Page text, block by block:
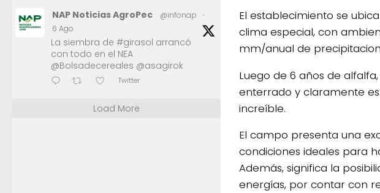
El establecimiento se
clima especial, con
mm/anual de
Luego de 6 años de
enterrado y claramente
increíble.
El campo presenta una
condiciones ideales para
Además, significa la
energías, por contar con
NAP Noticias AgroPec @infonap
·
6 Ago
La siembra de #girasol arrancó
con todo en el NEA
@Bolsadecereales @asagirok
Twitter
Load More